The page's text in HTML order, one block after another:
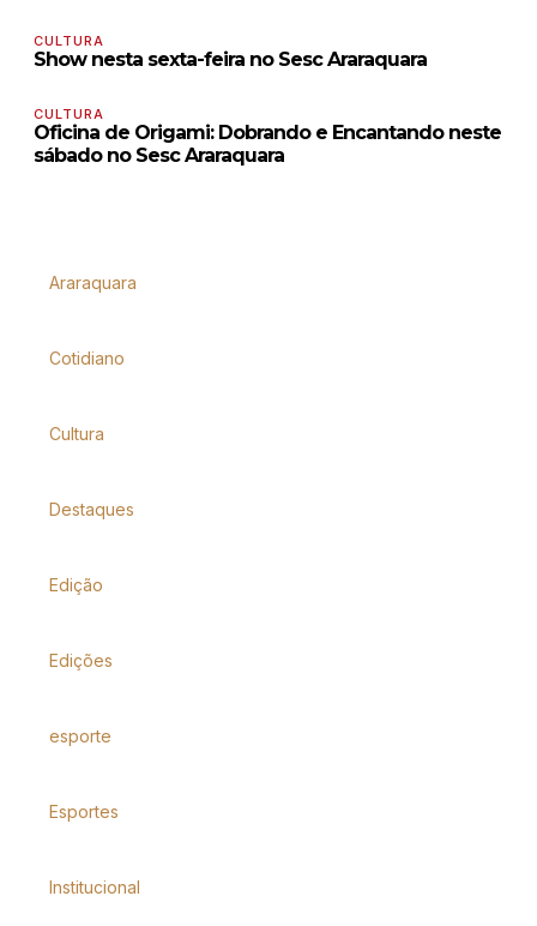
CULTURA
Show nesta sexta-feira no Sesc Araraquara
CULTURA
Oficina de Origami: Dobrando e Encantando neste
sábado no Sesc Araraquara
Araraquara
Cotidiano
Cultura
Destaques
Edição
Edições
esporte
Esportes
Institucional